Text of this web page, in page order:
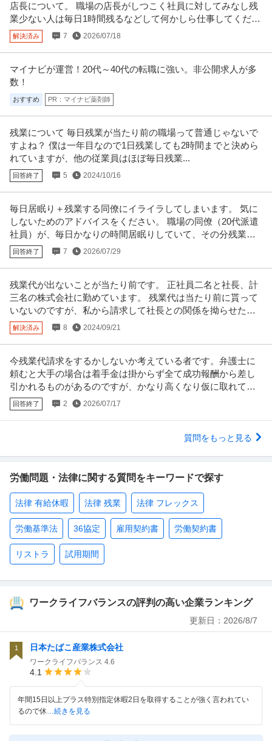
店長について。 職場の店長がしつこく社員に対してみなし残
業少ない人は毎日1時間残るなどして何かしら仕事してくださ
いとうるさいです。
解決済み 7 2026/07/18
マイナビが運営！20代～40代の転職に強い。非公開求人が多
数！
おすすめ PR：マイナビ薬剤師
残業について 毎日残業が当たり前の職場って普通じゃないで
すよね？ 僕は一年目なので1日残業しても2時間までと決めら
れていますが、他の従業員はほぼ毎日残業...
回答終了 5 2024/10/16
毎日居眠り＋残業する同僚にイライラしてしまいます。 気に
しないためのアドバイスをください。 職場の同僚（20代派遣
社員）が、毎日かなりの時間居眠りしていて、その分残業し
ています。
回答終了 7 2026/07/29
残業代が出ないことが当たり前です。 正社員二名と社長、計
三名の株式会社に勤めています。 残業代は当たり前に貰って
いないのですが、私から請求して社長との関係を拗らせたく
ありません。
解決済み 8 2024/09/21
今残業代請求をするかしないか考えている者です。弁護士に
頼むと大手の場合は着手金は掛からず全て成功報酬から差し
引かれるものがあるのですが、かなり高くなり仮に取れても
半分くらいになってしまいます。
回答終了 2 2026/07/17
質問をもっと見る
労働問題・法律に関する質問をキーワードで探す
法律 有給休暇 法律 残業 法律 フレックス
労働基準法 36協定 雇用契約書 労働契約書
リストラ 試用期間
ワークライフバランスの評判の高い企業ランキング
更新日： 2026/8/7
1 日本たばこ産業株式会社
ワークライフバランス 4.6
4.1
年間15日以上プラス特別指定休暇2日を取得することが強く言われてい
るので休…続きを見る